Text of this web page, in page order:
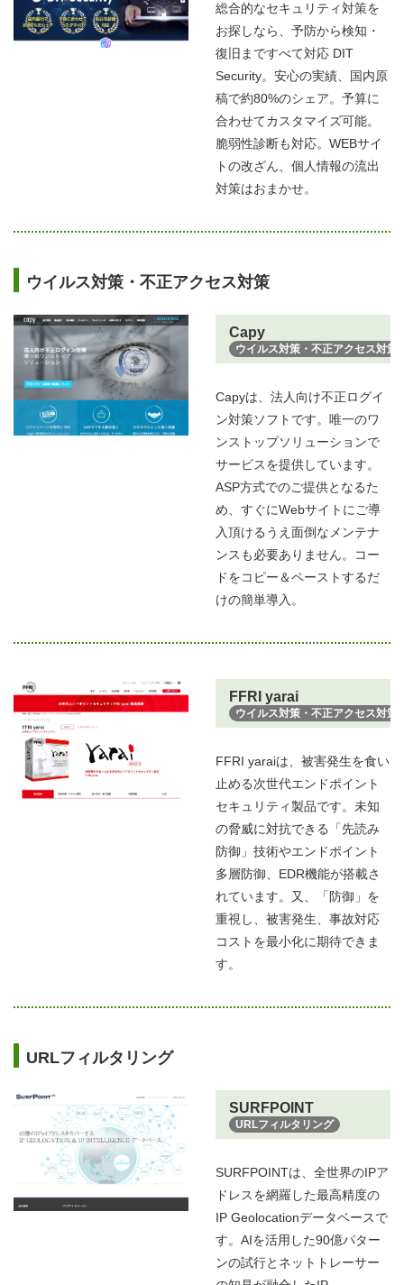
総合的なセキュリティ対策を
お探しなら、予防から検知・
復旧まですべて対応 DIT
Security。安心の実績、国内原
稿で約80%のシェア。予算に
合わせてカスタマイズ可能。
脆弱性診断も対応。WEBサイ
トの改ざん、個人情報の流出
対策はおまかせ。
ウイルス対策・不正アクセス対策
Capy
ウイルス対策・不正アクセス対策
Capyは、法人向け不正ログイ
ン対策ソフトです。唯一のワ
ンストップソリューションで
サービスを提供しています。
ASP方式でのご提供となるた
め、すぐにWebサイトにご導
入頂けるうえ面倒なメンテナ
ンスも必要ありません。コー
ドをコピー＆ペーストするだ
けの簡単導入。
FFRI yarai
ウイルス対策・不正アクセス対策
FFRI yaraiは、被害発生を食い
止める次世代エンドポイント
セキュリティ製品です。未知
の脅威に対抗できる「先読み
防御」技術やエンドポイント
多層防御、EDR機能が搭載さ
れています。又、「防御」を
重視し、被害発生、事故対応
コストを最小化に期待できま
す。
URLフィルタリング
SURFPOINT
URLフィルタリング
SURFPOINTは、全世界のIPア
ドレスを網羅した最高精度の
IP Geolocationデータベースで
す。AIを活用した90億パター
ンの試行とネットトレーサー